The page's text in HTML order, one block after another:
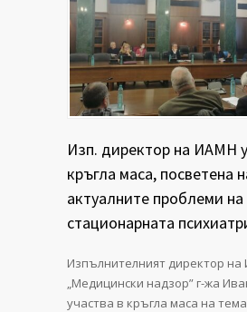
Изп. директор на ИАМН
кръгла маса, посветена
актуалните проблеми на
стационарната
Изпълнителният директор на
„Медицински надзор” г-жа
участва в кръгла маса на